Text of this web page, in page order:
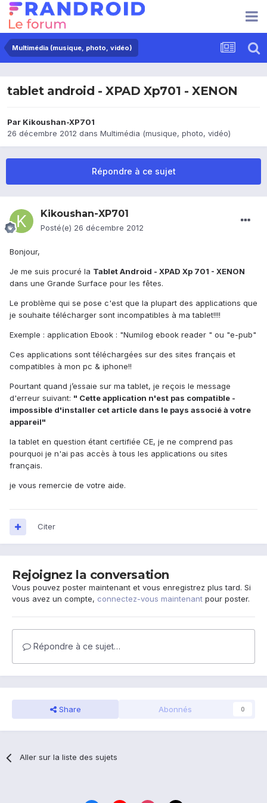
Multimédia (musique, photo, vidéo)
tablet android - XPAD Xp701 - XENON
Par Kikoushan-XP701
26 décembre 2012 dans Multimédia (musique, photo, vidéo)
Répondre à ce sujet
Kikoushan-XP701
Posté(e) 26 décembre 2012
Bonjour,
Je me suis procuré la Tablet Android - XPAD Xp 701 - XENON
dans une Grande Surface pour les fêtes.
Le problème qui se pose c'est que la plupart des applications que
je souhaite télécharger sont incompatibles à ma tablet!!!!
Exemple : application Ebook : "Numilog ebook reader " ou "e-pub"
Ces applications sont téléchargées sur des sites français et
compatibles à mon pc & iphone!!
Pourtant quand j’essaie sur ma tablet, je reçois le message
d'erreur suivant: " Cette application n'est pas compatible -
impossible d'installer cet article dans le pays associé à votre
appareil"
la tablet en question étant certifiée CE, je ne comprend pas
pourquoi je n'ai pas accès à tous les applications ou sites
français.
je vous remercie de votre aide.
Citer
Rejoignez la conversation
Vous pouvez poster maintenant et vous enregistrez plus tard. Si
vous avez un compte, connectez-vous maintenant pour poster.
Répondre à ce sujet…
Share Abonnés 0
Aller sur la liste des sujets